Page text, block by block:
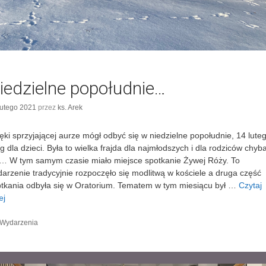
popołudnie…
2021 przez ks. Arek
sprzyjającej aurze mógł odbyć się w niedzielne popołudnie, 14
dla dzieci. Była to wielka frajda dla najmłodszych i dla rodziców
W tym samym czasie miało miejsce spotkanie Żywej Róży. To
tradycyjnie rozpoczęło się modlitwą w kościele a druga część
odbyła się w Oratorium. Tematem w tym miesiącu był … Czytaj
e
K
e
g
Wydarzenia